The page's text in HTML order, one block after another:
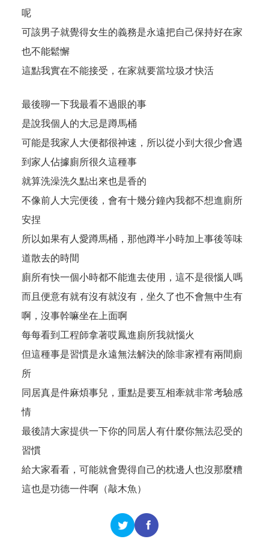
呢
可該男子就覺得女生的義務是永遠把自己保持好在家
也不能鬆懈
這點我實在不能接受，在家就要當垃圾才快活
最後聊一下我最看不過眼的事
是說我個人的大忌是蹲馬桶
可能是我家人大便都很神速，所以從小到大很少會遇
到家人佔據廁所很久這種事
就算洗澡洗久點出來也是香的
不像前人大完便後，會有十幾分鐘內我都不想進廁所
安捏
所以如果有人愛蹲馬桶，那他蹲半小時加上事後等味
道散去的時間
廁所有快一個小時都不能進去使用，這不是很惱人嗎
而且便意有就有沒有就沒有，坐久了也不會無中生有
啊，沒事幹嘛坐在上面啊
每每看到工程師拿著哎鳳進廁所我就惱火
但這種事是習慣是永遠無法解決的除非家裡有兩間廁
所
同居真是件麻煩事兒，重點是要互相牽就非常考驗感
情
最後請大家提供一下你的同居人有什麼你無法忍受的
習慣
給大家看看，可能就會覺得自己的枕邊人也沒那麼糟
這也是功德一件啊（敲木魚）